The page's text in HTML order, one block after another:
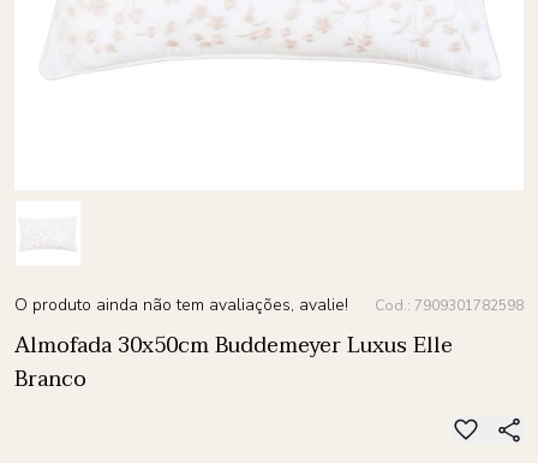
O produto ainda não tem avaliações, avalie! Cod.: 7909301782598
Almofada 30x50cm Buddemeyer Luxus Elle
Branco